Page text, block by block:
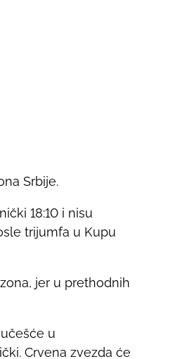
Srbije.
18:10 i nisu
trijumfa u Kupu
jer u prethodnih
u
Crvena zvezda će